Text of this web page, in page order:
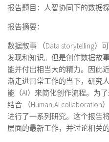
报告题目： 人智协同下的数据
报告摘要：
数据叙事 （Data storytelling）
发现和知识。但是创作数据故
能并付出相当大的精力。因此
渐走进日常工作的当下，研究
能（AI）来简化创作流程。为
结合 （Human-AI collaboration
进行了一系列研究。这个报告
层面的最新工作，并讨论相关